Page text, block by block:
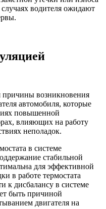
водителя ожидают
причины возникновения
автомобиля, которые
повышенной
влияющих на работу
неполадок.
в системе
стабильной
для эффективной
в работе термостата
к дисбалансу в системе
быть причиной
двигателя на